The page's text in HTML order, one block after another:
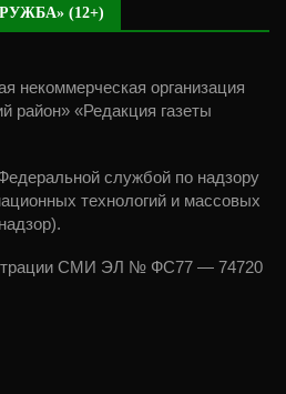
(12+)
некоммерческая организация
район» «Редакция газеты
службой по надзору
технологий и массовых
СМИ ЭЛ № ФС77 — 74720